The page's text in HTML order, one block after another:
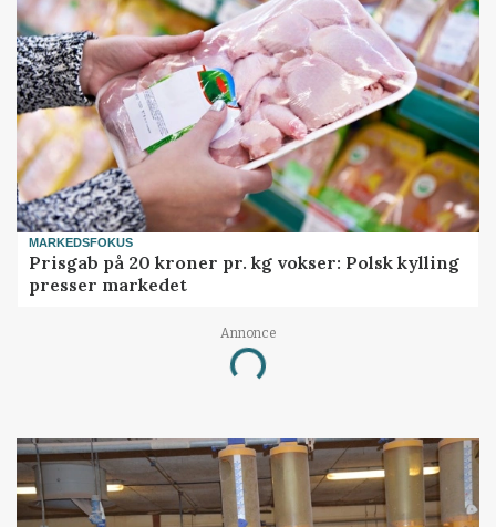
MARKEDSFOKUS
Prisgab på 20 kroner pr. kg vokser: Polsk kylling
presser markedet
Annonce
Loading...